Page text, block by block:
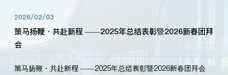
2026/02/03
策马扬鞭・共赴新程 ——2025年总结表彰暨2026新春团拜
会
策马扬鞭・共赴新程 ——2025年总结表彰暨2026新春团拜会